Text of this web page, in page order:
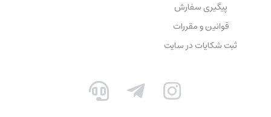
پیگیری سفارش
قوانین و مقررات
ثبت شکایات در سایت